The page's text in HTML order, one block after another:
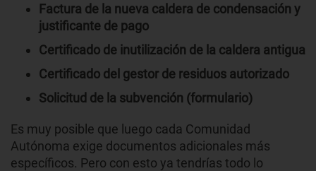
Factura de la nueva caldera de condensación y
justificante de pago
Certificado de inutilización de la caldera antigua
Certificado del gestor de residuos autorizado
Solicitud de la subvención (formulario)
Es muy posible que luego cada Comunidad
Autónoma exige documentos adicionales más
específicos. Pero con esto ya tendrías todo lo